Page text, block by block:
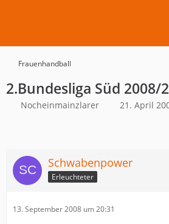
Frauenhandball
2.Bundesliga Süd 2008/
Nocheinmainzlarer 21. April
Schwabenpower
Erleuchteter
13. September 2008 um 20:31